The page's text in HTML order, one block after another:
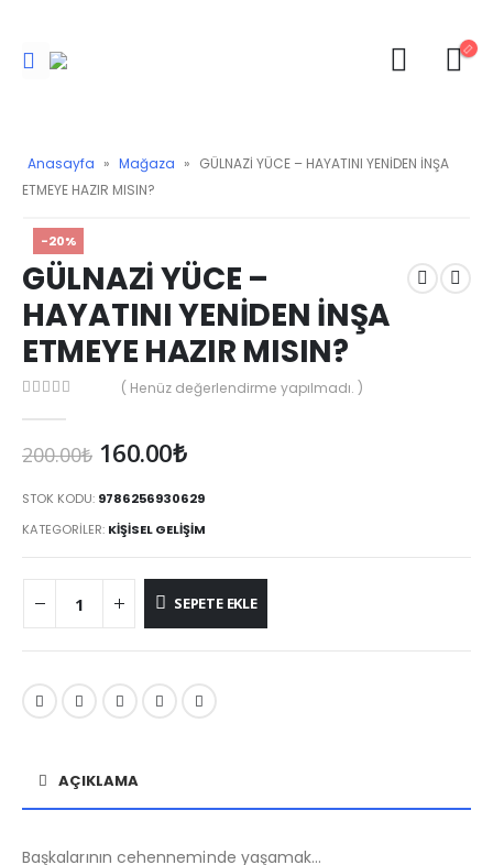
Anasayfa » Mağaza » GÜLNAZİ YÜCE – HAYATINI YENİDEN İNŞA
ETMEYE HAZIR MISIN?
-20%
GÜLNAZİ YÜCE –
HAYATINI YENİDEN İNŞA
ETMEYE HAZIR MISIN?
( Henüz değerlendirme yapılmadı. )
200.00₺ Orijinal
200.00₺.
160.00₺Şu
fiyat:
160.00₺.
STOK KODU: 9786256930629
KATEGORILER: KIŞISEL GELIŞIM
SEPETE EKLE
AÇIKLAMA
Başkalarının cehenneminde yaşamak…